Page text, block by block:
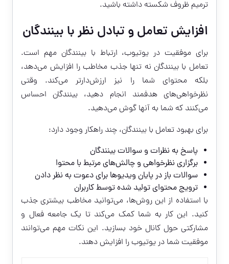
ترمیم ظروف شکسته داشته باشید.
افزایش تعامل و تبادل نظر با بینندگان
برای موفقیت در یوتیوب، ارتباط با بینندگان مهم است.
تعامل با بینندگان نه تنها جذب مخاطب را افزایش می‌دهد،
بلکه محتوای شما را نیز ارزش‌دارتر می‌کند. وقتی
نظرخواهی‌های هدفمند انجام دهید، بینندگان احساس
می‌کنند که شما به آنها گوش می‌دهید.
برای بهبود تعامل با بینندگان، چند راهکار وجود دارد:
پاسخ به نظرات و سوالات بینندگان
برگزاری نظرخواهی و چالش‌های مرتبط با محتوا
سوالات باز در پایان ویدیوها برای دعوت به نظر دادن
ترویج محتوای تولید شده توسط کاربران
با استفاده از این روش‌ها، می‌توانید مخاطب بیشتری جذب
کنید. این کار به شما کمک می‌کند تا یک جامعه فعال و
مشارکتی حول کانال خود بسازید. این نکات مهم می‌توانند
موفقیت شما در یوتیوب را افزایش دهند.